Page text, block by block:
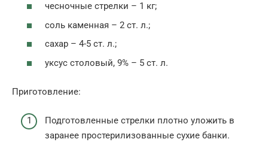
чесночные стрелки – 1 кг;
соль каменная – 2 ст. л.;
сахар – 4-5 ст. л.;
уксус столовый, 9% – 5 ст. л.
Приготовление:
Подготовленные стрелки плотно уложить в
заранее простерилизованные сухие банки.